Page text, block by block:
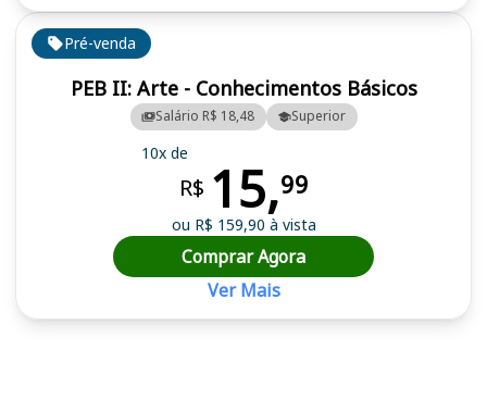
Pré-venda
PEB II: Arte - Conhecimentos Básicos
Salário R$ 18,48 Superior
10x de
R$ 15,99
ou R$ 159,90 à vista
Comprar Agora
Ver Mais